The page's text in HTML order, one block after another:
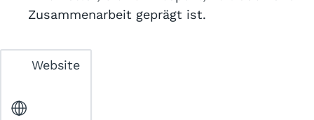
Zusammenarbeit geprägt ist.
Website